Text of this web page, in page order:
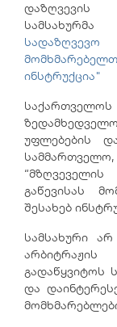
დაზღვევის
სამსახურმა
ინსტრუქცია"
უფლებების
გაწევისას
შესახებ
სამსახური
გადაწყვიტოს
და